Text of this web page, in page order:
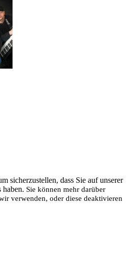
sicherzustellen, dass Sie auf unserer
haben. Sie können mehr darüber
verwenden, oder diese deaktivieren